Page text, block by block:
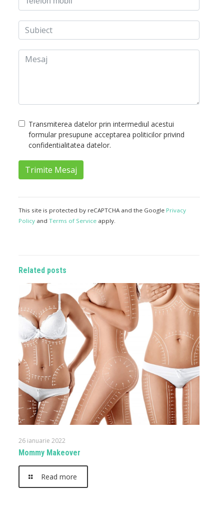
Transmiterea datelor prin intermediul acestui
formular presupune acceptarea politicilor privind
confidentialitatea datelor.
Trimite Mesaj
This site is protected by reCAPTCHA and the Google Privacy
Policyand Terms of Serviceapply.
Related posts
26 ianuarie 2022
Mommy Makeover
Read more